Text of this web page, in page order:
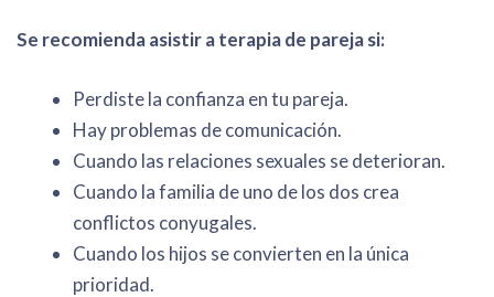
Se recomienda asistir a terapia de pareja si:
Perdiste la confianza en tu pareja.
Hay problemas de comunicación.
Cuando las relaciones sexuales se deterioran.
Cuando la familia de uno de los dos crea
conflictos conyugales.
Cuando los hijos se convierten en la única
prioridad.